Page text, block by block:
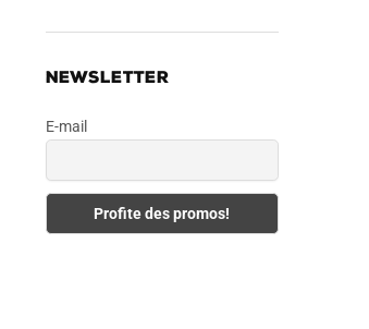
était : est :
NEWSLETTER
E-mail